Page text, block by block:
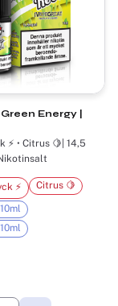
Energy |
• Citrus 🍋| 14,5
⚡ Citrus 🍋